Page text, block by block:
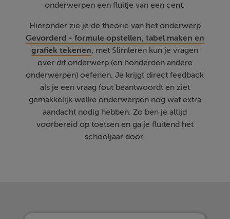
onderwerpen een fluitje van een cent.
Hieronder zie je de theorie van het onderwerp
Gevorderd - formule opstellen, tabel maken en
grafiek tekenen, met Slimleren kun je vragen
over dit onderwerp (en honderden andere
onderwerpen) oefenen. Je krijgt direct feedback
als je een vraag fout beantwoordt en ziet
gemakkelijk welke onderwerpen nog wat extra
aandacht nodig hebben. Zo ben je altijd
voorbereid op toetsen en ga je fluitend het
schooljaar door.